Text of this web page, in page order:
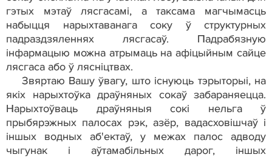
гэтых мэтаў лясгасамі, а таксама магчымасць
набыцця нарыхтаванага соку ў структурных
падраздзяленнях лясгасаў. Падрабязную
інфармацыю можна атрымаць на афіцыйным сайце
лясгаса або ў лясніцтвах.
Звяртаю Вашу ўвагу, што існуюць тэрыторыі, на
якіх нарыхтоўка драўняных сокаў забараняецца.
Нарыхтоўваць драўняныя сокі нельга ў
прыбярэжных палосах рэк, азёр, вадасховішчаў і
іншых водных аб'ектаў, у межах палос адводу
чыгунак і аўтамабільных дарог, іншых